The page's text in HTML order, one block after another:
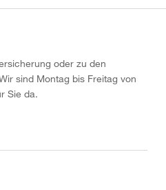
oder zu den
sind Montag bis Freitag von
Sie da.